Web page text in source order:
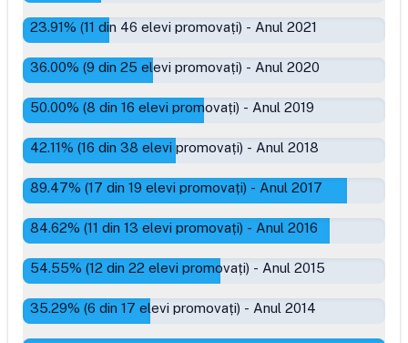
23.91% (11 din 46 elevi promovați) - Anul 2021
36.00% (9 din 25 elevi promovați) - Anul 2020
50.00% (8 din 16 elevi promovați) - Anul 2019
42.11% (16 din 38 elevi promovați) - Anul 2018
89.47% (17 din 19 elevi promovați) - Anul 2017
84.62% (11 din 13 elevi promovați) - Anul 2016
54.55% (12 din 22 elevi promovați) - Anul 2015
35.29% (6 din 17 elevi promovați) - Anul 2014